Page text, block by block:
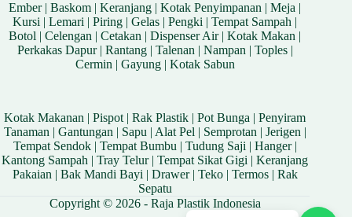
Ember|Baskom |Keranjang |Kotak Penyimpanan |Meja |
Kursi |Lemari |Piring |Gelas |Pengki |Tempat Sampah |
Botol |Celengan |Cetakan |Dispenser Air|Kotak Makan |
Perkakas Dapur| Rantang| Talenan| Nampan| Toples|
Cermin| Gayung| Kotak Sabun
Kotak Makanan |Pispot|Rak Plastik |Pot Bunga |Penyiram
Tanaman| Gantungan| Sapu| Alat Pel| Semprotan| Jerigen|
Tempat Sendok| Tempat Bumbu| Tudung Saji| Hanger|
Kantong Sampah |Tray Telur|Tempat Sikat Gigi |Keranjang
Pakaian| Bak Mandi Bayi| Drawer| Teko| Termos| Rak
Sepatu
Copyright © 2026 - Raja Plastik Indonesia